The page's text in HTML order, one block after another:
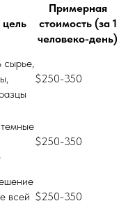
цель
Примерная
стоимость (за 1
человеко-день)
сырье,
$250-350
$250-350
всей $250-350